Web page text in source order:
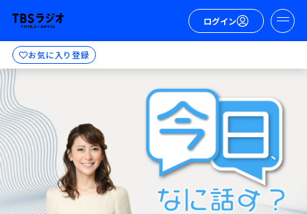
ログイン
お気に入り登録